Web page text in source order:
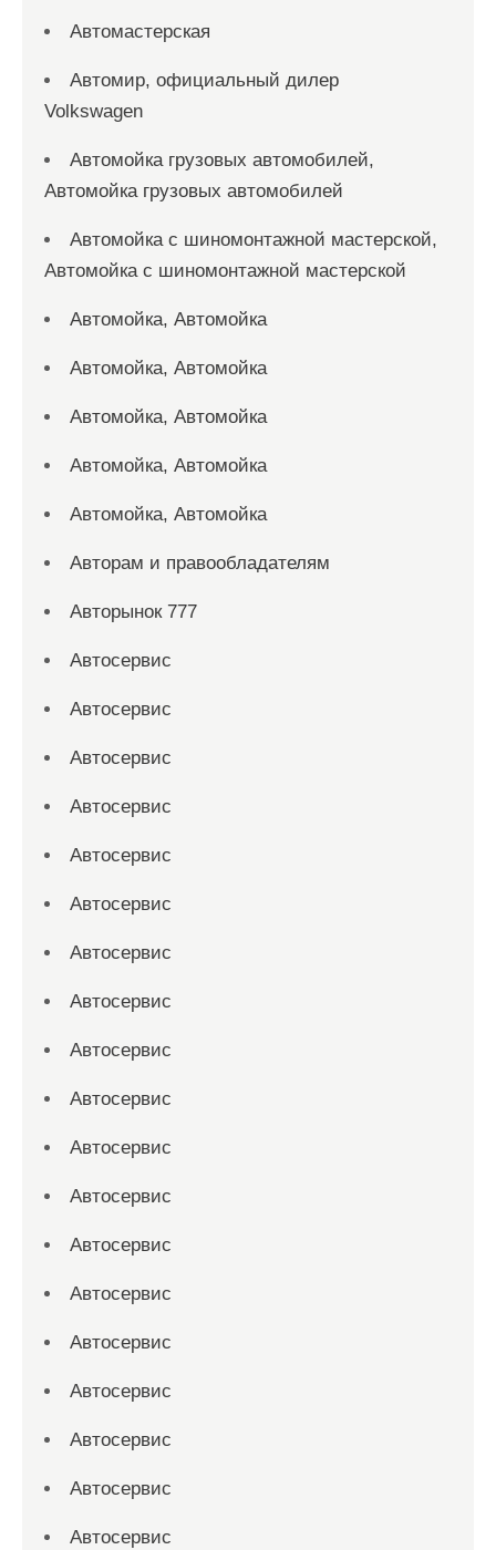
Автомастерская
Автомир, официальный дилер
Volkswagen
Автомойка грузовых автомобилей,
Автомойка грузовых автомобилей
Автомойка с шиномонтажной мастерской,
Автомойка с шиномонтажной мастерской
Автомойка, Автомойка
Автомойка, Автомойка
Автомойка, Автомойка
Автомойка, Автомойка
Автомойка, Автомойка
Авторам и правообладателям
Авторынок 777
Автосервис
Автосервис
Автосервис
Автосервис
Автосервис
Автосервис
Автосервис
Автосервис
Автосервис
Автосервис
Автосервис
Автосервис
Автосервис
Автосервис
Автосервис
Автосервис
Автосервис
Автосервис
Автосервис